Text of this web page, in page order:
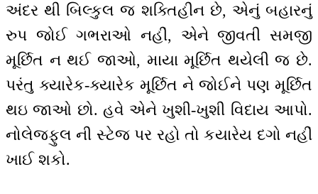
અંદર થી બિલ્કુલ જ શક્તિહીન છે, એનું બહારનું
રુપ જોઈ ગભરાઓ નહીં, એને જીવતી સમજી
મૂર્છિત ન થઈ જાઓ, માયા મૂર્છિત થયેલી જ છે.
પરંતુ ક્યારેક-ક્યારેક મૂર્છિત ને જોઈને પણ મૂર્છિત
થઇ જાઓ છો. હવે એને ખુશી-ખુશી વિદાય આપો.
નોલેજફુલ ની સ્ટેજ પર રહો તો કયારેય દગો નહીં
ખાઈ શકો.